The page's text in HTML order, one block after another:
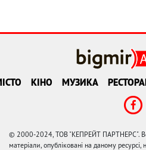
КІНО МУЗИКА
© 2000-2024, ТОВ "КЕПРЕЙТ ПАРТНЕРС". Всі
матеріали, опубліковані на даному